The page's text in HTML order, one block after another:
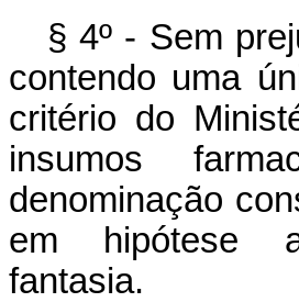
§ 4º - Sem
contendo uma
critério do
insumos
denominação
em hipótese